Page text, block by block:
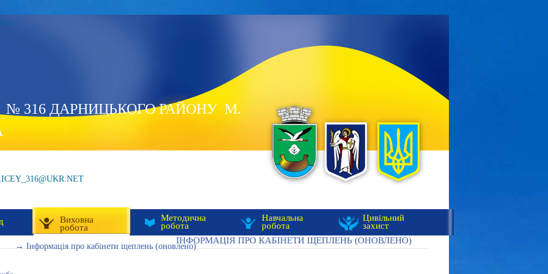
№ 316 ДАРНИЦЬКОГО РАЙОНУ М.
Виховна
робота
Методична
робота
Навчальна
робота
Цивільний
захист
→ Інформація про кабінети щеплень (оновлено)
ІНФОРМАЦІЯ ПРО КАБІНЕТИ ЩЕПЛЕНЬ (ОНОВЛЕНО)